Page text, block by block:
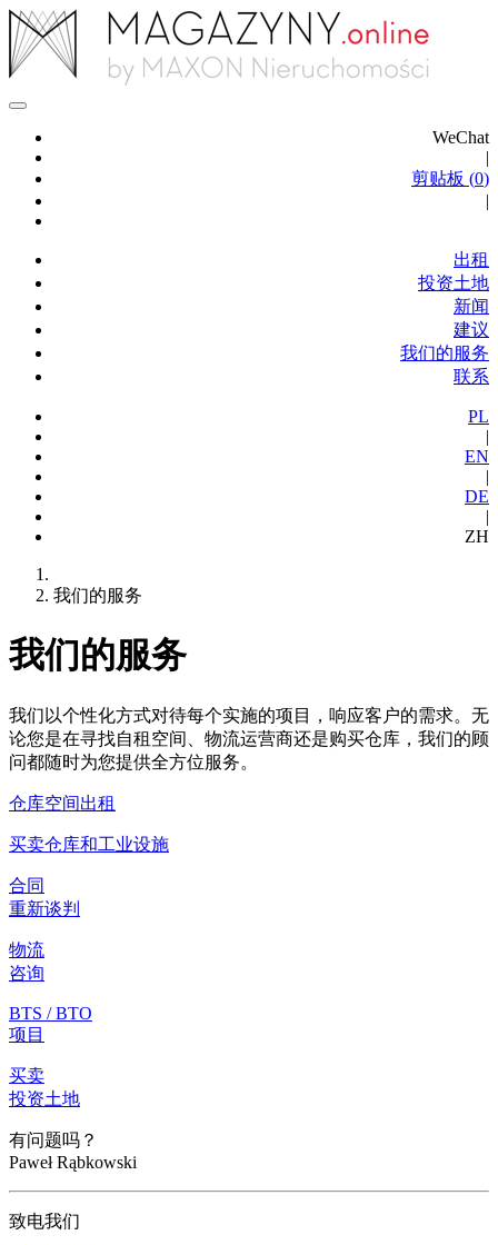
WeChat
|
剪贴板 (0)
|
出租
投资土地
新闻
建议
我们的服务
联系
PL
|
EN
|
DE
|
ZH
我们的服务
我们的服务
我们以个性化方式对待每个实施的项目，响应客户的需求。无
论您是在寻找自租空间、物流运营商还是购买仓库，我们的顾
问都随时为您提供全方位服务。
仓库空间出租
买卖仓库和工业设施
合同
重新谈判
物流
咨询
BTS / BTO
项目
买卖
投资土地
有问题吗？
Paweł Rąbkowski
致电我们